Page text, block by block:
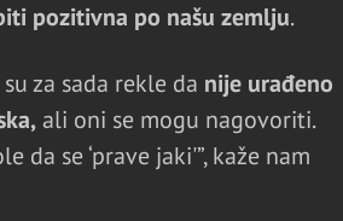
pozitivna po našu zemlju.
za sada rekle da nije urađeno
ali oni se mogu nagovoriti.
da se ‘prave jaki'”, kaže nam